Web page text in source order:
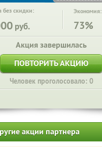
без скидки:
руб.
Экономия:
73%
Акция завершилась
ПОВТОРИТЬ АКЦИЮ
Человек проголосовало: 0
акции партнера